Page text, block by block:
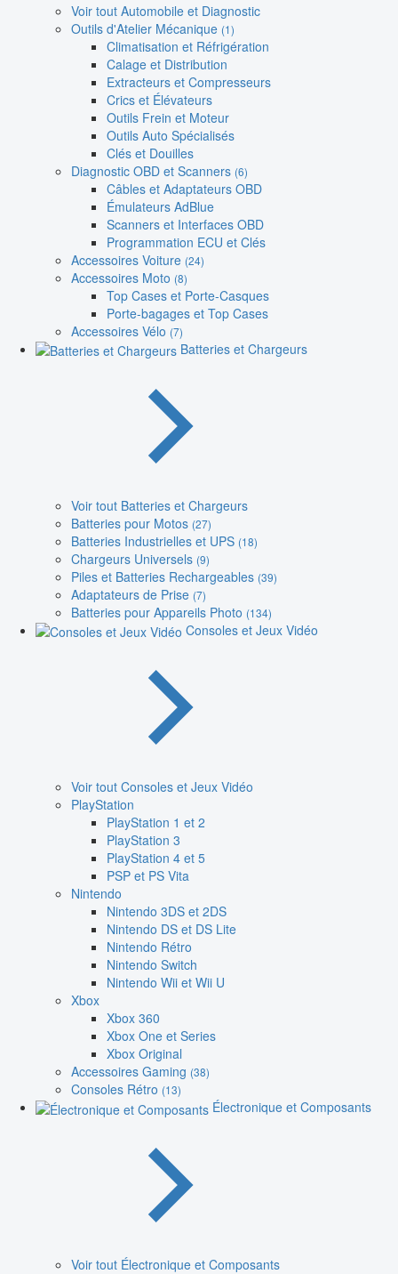
Voir tout Automobile et Diagnostic
Outils d'Atelier Mécanique (1)
Climatisation et Réfrigération
Calage et Distribution
Extracteurs et Compresseurs
Crics et Élévateurs
Outils Frein et Moteur
Outils Auto Spécialisés
Clés et Douilles
Diagnostic OBD et Scanners (6)
Câbles et Adaptateurs OBD
Émulateurs AdBlue
Scanners et Interfaces OBD
Programmation ECU et Clés
Accessoires Voiture (24)
Accessoires Moto (8)
Top Cases et Porte-Casques
Porte-bagages et Top Cases
Accessoires Vélo (7)
Batteries et Chargeurs
Voir tout Batteries et Chargeurs
Batteries pour Motos (27)
Batteries Industrielles et UPS (18)
Chargeurs Universels (9)
Piles et Batteries Rechargeables (39)
Adaptateurs de Prise (7)
Batteries pour Appareils Photo (134)
Consoles et Jeux Vidéo
Voir tout Consoles et Jeux Vidéo
PlayStation
PlayStation 1 et 2
PlayStation 3
PlayStation 4 et 5
PSP et PS Vita
Nintendo
Nintendo 3DS et 2DS
Nintendo DS et DS Lite
Nintendo Rétro
Nintendo Switch
Nintendo Wii et Wii U
Xbox
Xbox 360
Xbox One et Series
Xbox Original
Accessoires Gaming (38)
Consoles Rétro (13)
Électronique et Composants
Voir tout Électronique et Composants